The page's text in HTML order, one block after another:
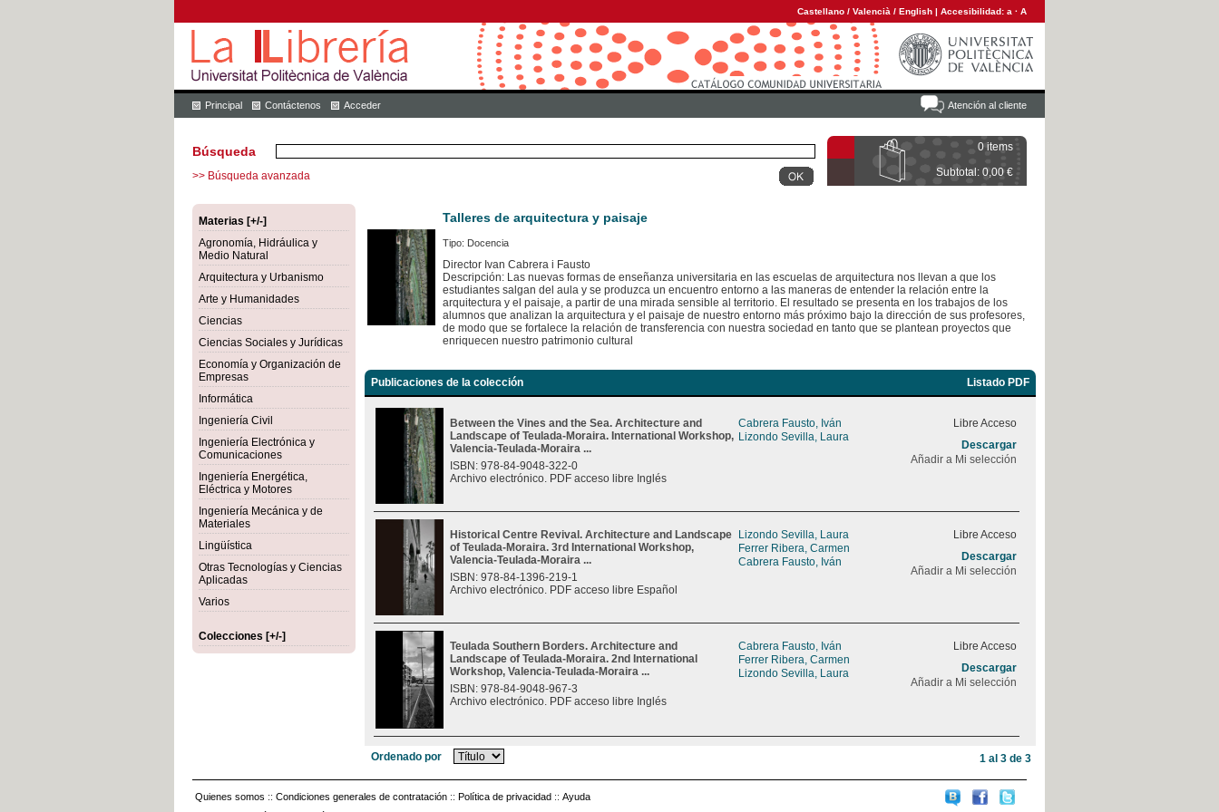
Castellano / Valencià / English | Accesibilidad: a · A
Atención al cliente
Principal Contáctenos Acceder
0 items
Subtotal: 0,00 €
Búsqueda
>> Búsqueda avanzada
Materias [+/-]
Agronomía, Hidráulica y
Medio Natural
Arquitectura y Urbanismo
Arte y Humanidades
Ciencias
Ciencias Sociales y Jurídicas
Economía y Organización de
Empresas
Informática
Ingeniería Civil
Ingeniería Electrónica y
Comunicaciones
Ingeniería Energética,
Eléctrica y Motores
Ingeniería Mecánica y de
Materiales
Lingüística
Otras Tecnologías y Ciencias
Aplicadas
Varios
Colecciones [+/-]
Talleres de arquitectura y paisaje
Tipo: Docencia
Director Ivan Cabrera i Fausto
Descripción: Las nuevas formas de enseñanza universitaria en las escuelas de arquitectura nos llevan a que los
estudiantes salgan del aula y se produzca un encuentro entorno a las maneras de entender la relación entre la
arquitectura y el paisaje, a partir de una mirada sensible al territorio. El resultado se presenta en los trabajos de los
alumnos que analizan la arquitectura y el paisaje de nuestro entorno más próximo bajo la dirección de sus profesores,
de modo que se fortalece la relación de transferencia con nuestra sociedad en tanto que se plantean proyectos que
enriquecen nuestro patrimonio cultural
Publicaciones de la colección Listado PDF
Between the Vines and the Sea. Architecture and
Landscape of Teulada-Moraira. International Workshop,
Valencia-Teulada-Moraira ...
ISBN: 978-84-9048-322-0
Archivo electrónico. PDF acceso libre Inglés
Cabrera Fausto, Iván
Lizondo Sevilla, Laura
Libre Acceso
Descargar
Añadir a Mi selección
Historical Centre Revival. Architecture and Landscape
of Teulada-Moraira. 3rd International Workshop,
Valencia-Teulada-Moraira ...
ISBN: 978-84-1396-219-1
Archivo electrónico. PDF acceso libre Español
Lizondo Sevilla, Laura
Ferrer Ribera, Carmen
Cabrera Fausto, Iván
Libre Acceso
Descargar
Añadir a Mi selección
Teulada Southern Borders. Architecture and
Landscape of Teulada-Moraira. 2nd International
Workshop, Valencia-Teulada-Moraira ...
ISBN: 978-84-9048-967-3
Archivo electrónico. PDF acceso libre Inglés
Cabrera Fausto, Iván
Ferrer Ribera, Carmen
Lizondo Sevilla, Laura
Libre Acceso
Descargar
Añadir a Mi selección
Ordenado por 1 al 3 de 3
Quienes somos :: Condiciones generales de contratación :: Política de privacidad :: Ayuda